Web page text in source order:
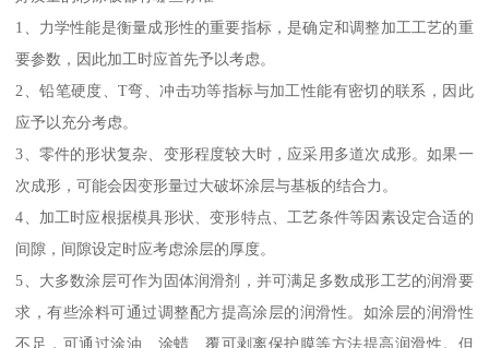
1、力学性能是衡量成形性的重要指标，是确定和调整加工工艺的重
要参数，因此加工时应首先予以考虑。
2、铅笔硬度、T弯、冲击功等指标与加工性能有密切的联系，因此
应予以充分考虑。
3、零件的形状复杂、变形程度较大时，应采用多道次成形。如果一
次成形，可能会因变形量过大破坏涂层与基板的结合力。
4、加工时应根据模具形状、变形特点、工艺条件等因素设定合适的
间隙，间隙设定时应考虑涂层的厚度。
5、大多数涂层可作为固体润滑剂，并可满足多数成形工艺的润滑要
求，有些涂料可通过调整配方提高涂层的润滑性。如涂层的润滑性
不足，可通过涂油、涂蜡、覆可剥离保护膜等方法提高润滑性。但